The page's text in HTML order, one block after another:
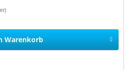
Warenkorb